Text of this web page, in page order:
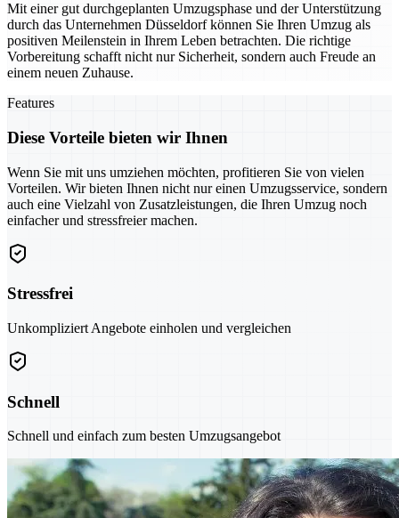
Mit einer gut durchgeplanten Umzugsphase und der Unterstützung
durch das Unternehmen Düsseldorf können Sie Ihren Umzug als
positiven Meilenstein in Ihrem Leben betrachten. Die richtige
Vorbereitung schafft nicht nur Sicherheit, sondern auch Freude an
einem neuen Zuhause.
Features
Diese Vorteile bieten wir Ihnen
Wenn Sie mit uns umziehen möchten, profitieren Sie von vielen
Vorteilen. Wir bieten Ihnen nicht nur einen Umzugsservice, sondern
auch eine Vielzahl von Zusatzleistungen, die Ihren Umzug noch
einfacher und stressfreier machen.
Stressfrei
Unkompliziert Angebote einholen und vergleichen
Schnell
Schnell und einfach zum besten Umzugsangebot